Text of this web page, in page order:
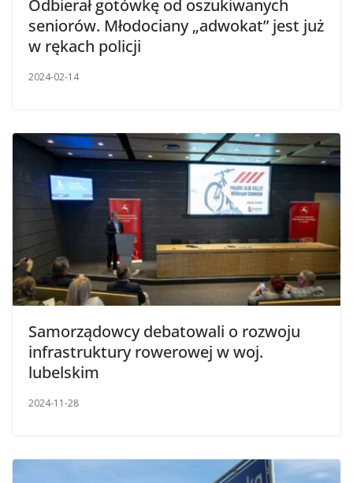
Odbierał gotówkę od oszukiwanych
seniorów. Młodociany „adwokat” jest już
w rękach policji
2024-02-14
Samorządowcy debatowali o rozwoju
infrastruktury rowerowej w woj.
lubelskim
2024-11-28